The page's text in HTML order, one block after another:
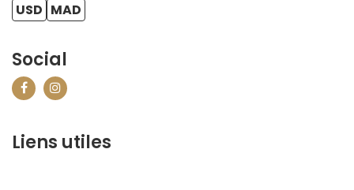
USD MAD
Social
Liens utiles